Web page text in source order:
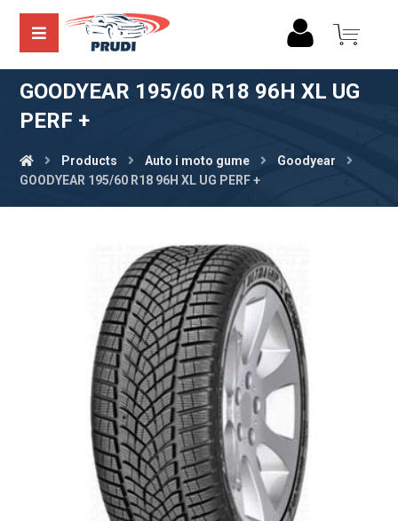
GOODYEAR 195/60 R18 96H XL UG
PERF +
Products Auto i moto gume
Goodyear
GOODYEAR 195/60 R18 96H XL UG PERF +